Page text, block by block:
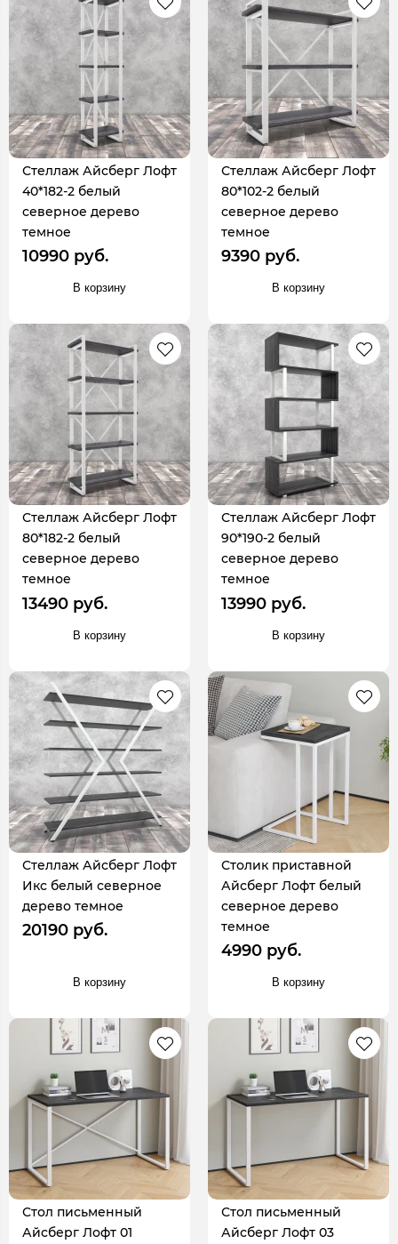
Стеллаж Айсберг Лофт
40*182-2 белый
северное дерево
темное
10990 руб.
В корзину
Стеллаж Айсберг Лофт
80*102-2 белый
северное дерево
темное
9390 руб.
В корзину
Стеллаж Айсберг Лофт
80*182-2 белый
северное дерево
темное
13490 руб.
В корзину
Стеллаж Айсберг Лофт
90*190-2 белый
северное дерево
темное
13990 руб.
В корзину
Стеллаж Айсберг Лофт
Икс белый северное
дерево темное
20190 руб.
В корзину
Столик приставной
Айсберг Лофт белый
северное дерево
темное
4990 руб.
В корзину
Стол письменный
Айсберг Лофт 01
Стол письменный
Айсберг Лофт 03